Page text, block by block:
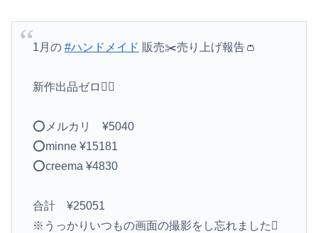
1月の #ハンドメイド 販売✂️売り上げ報告👛
新作出品ゼロ🙆‍♀️
⭕️メルカリ ¥5040
⭕️minne ¥15181
⭕️creema ¥4830
合計 ¥25051
※うっかりいつもの画面の撮影をし忘れました